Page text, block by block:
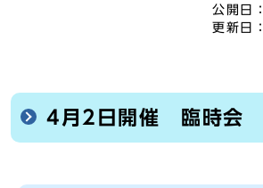
公開日：
更新日：
4月2日開催 臨時会